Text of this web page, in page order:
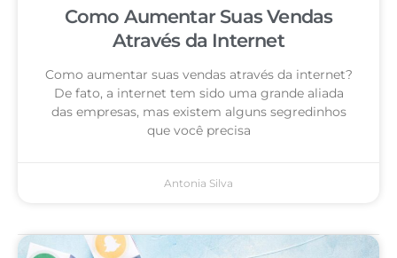
Como Aumentar Suas Vendas
Através da Internet
Como aumentar suas vendas através da internet?
De fato, a internet tem sido uma grande aliada
das empresas, mas existem alguns segredinhos
que você precisa
Antonia Silva